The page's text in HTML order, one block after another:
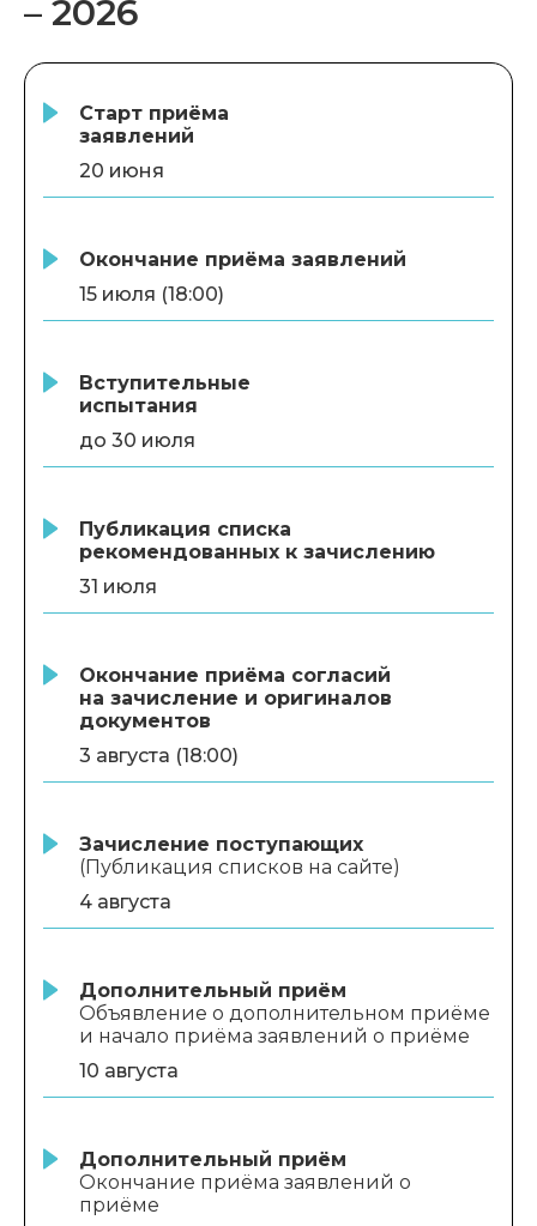
Интенсивность программы
отдачи. Это возможность
проявить себя: здесь
найти применение своим
знаниям на практике».
– 2026
Старт приёма
заявлений
20 июня
Окончание приёма заявлений
15 июля (18:00)
Вступительные
испытания
до 30 июля
Публикация списка
рекомендованных к зачислению
31 июля
Окончание приёма согласий
на зачисление и оригиналов
документов
3 августа (18:00)
Зачисление поступающих
(Публикация списков на сайте)
4 августа
Дополнительный приём
Объявление о дополнительном приёме
и начало приёма заявлений о приёме
10 августа
Дополнительный приём
Окончание приёма заявлений о
приёме